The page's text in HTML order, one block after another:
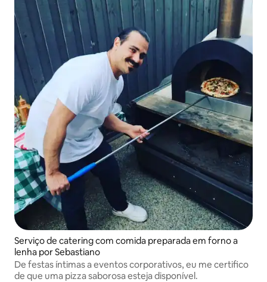
Serviço de catering com comida preparada em forno a
lenha por Sebastiano
De festas íntimas a eventos corporativos, eu me certifico
de que uma pizza saborosa esteja disponível.